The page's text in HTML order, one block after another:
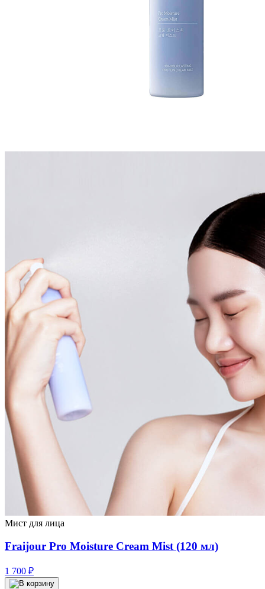
Мист для лица
Fraijour Pro Moisture Cream Mist (120 мл)
1 700 ₽